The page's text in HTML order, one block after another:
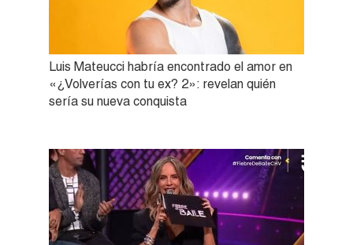
Luis Mateucci habría encontrado el amor en
«¿Volverías con tu ex? 2»: revelan quién
sería su nueva conquista